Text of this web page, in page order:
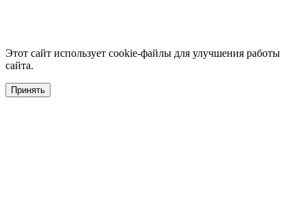
Этот сайт использует cookie-файлы для улучшения работы
сайта.
Принять